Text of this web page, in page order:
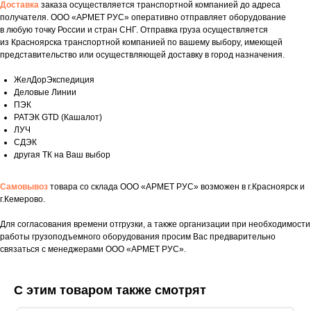
Доставка заказа осуществляется транспортной компанией до адреса
получателя. ООО «АРМЕТ РУС» оперативно отправляет оборудование
в любую точку России и стран СНГ. Отправка груза осуществляется
из Красноярска транспортной компанией по вашему выбору, имеющей
представительство или осуществляющей доставку в город назначения.
ЖелДорЭкспедиция
Деловые Линии
ПЭК
РАТЭК GTD (Кашалот)
ЛУЧ
СДЭК
другая ТК на Ваш выбор
Самовывоз товара со склада ООО «АРМЕТ РУС» возможен в г.Красноярск и
г.Кемерово.
Для согласования времени отгрузки, а также организации при необходимости
работы грузоподъемного оборудования просим Вас предварительно
связаться с менеджерами ООО «АРМЕТ РУС».
С этим товаром также смотрят
Укажите номер телефона и ваше имя.
Мы свяжемся с вами сегодня в рабочее
Если у вас есть документация, которая